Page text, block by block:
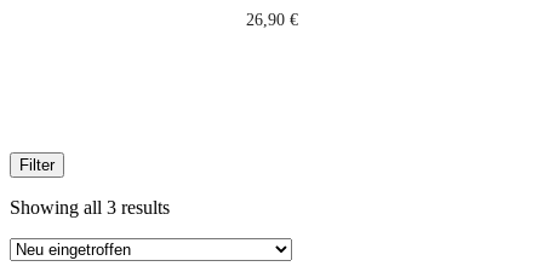
26,90 €
Filter
Showing all 3 resultsSorted